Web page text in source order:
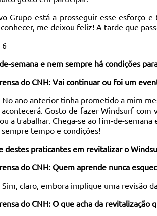
Grupo está a prosseguir esse esforço
me deixou feliz! A tarde que
semana e nem sempre há condições
do CNH: Vai continuar ou foi um
No ano anterior tinha prometido a mim
acontecerá. Gosto de fazer Windsurf
a trabalhar. Chega-se ao fim-de-
tempo e condições!
destes praticantes em revitalizar o
do CNH: Quem aprende nunca
Sim, claro, embora implique uma revisão
do CNH: O que acha da revitalização